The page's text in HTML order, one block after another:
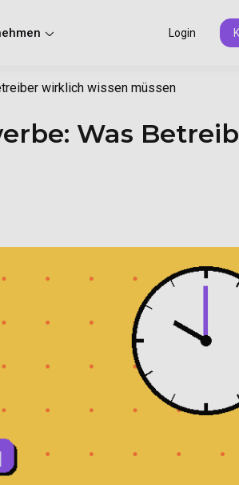
Login
wirklich wissen müssen
Was